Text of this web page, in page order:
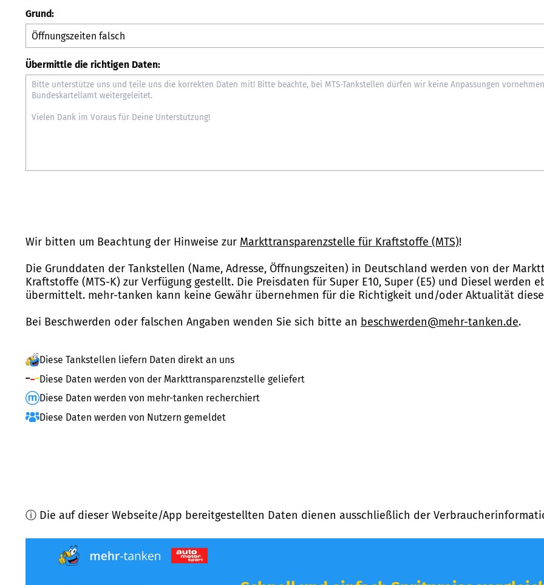
Grund:
Übermittle die richtigen Daten:
Wir bitten um Beachtung der Hinweise zur Markttransparenzstelle für Kraftstoffe (MTS)!
Die Grunddaten der Tankstellen (Name, Adresse, Öffnungszeiten) in Deutschland werden von der
Kraftstoffe (MTS-K) zur Verfügung gestellt. Die Preisdaten für Super E10, Super (E5) und Diesel werden
übermittelt. mehr-tanken kann keine Gewähr übernehmen für die Richtigkeit und/oder Aktualität
Bei Beschwerden oder falschen Angaben wenden Sie sich bitte an beschwerden@mehr-tanken.de.
Diese Tankstellen liefern Daten direkt an uns
Diese Daten werden von der Markttransparenzstelle geliefert
Diese Daten werden von mehr-tanken recherchiert
Diese Daten werden von Nutzern gemeldet
ⓘ Die auf dieser Webseite/App bereitgestellten Daten dienen ausschließlich der